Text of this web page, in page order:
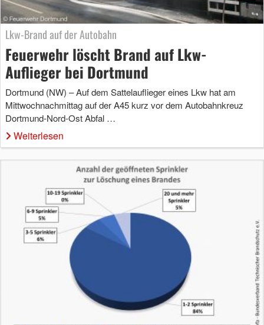
Lkw-Brand auf der Autobahn
Feuerwehr löscht Brand auf Lkw-
Auflieger bei Dortmund
Dortmund (NW) – Auf dem Sattelauflieger eines Lkw hat am
Mittwochnachmittag auf der A45 kurz vor dem Autobahnkreuz
Dortmund-Nord-Ost Abfal …
Weiterlesen